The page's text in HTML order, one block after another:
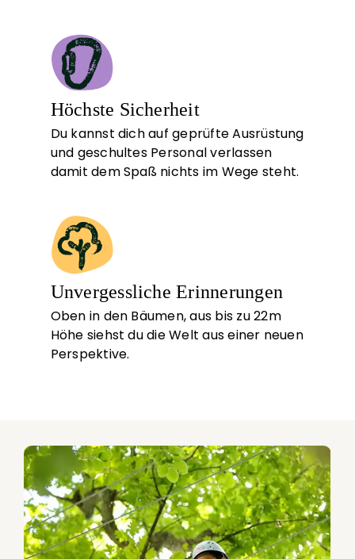
Höchste Sicherheit
Du kannst dich auf geprüfte Ausrüstung
und geschultes Personal verlassen
damit dem Spaß nichts im Wege steht.
Unvergessliche Erinnerungen
Oben in den Bäumen, aus bis zu 22m
Höhe siehst du die Welt aus einer neuen
Perspektive.